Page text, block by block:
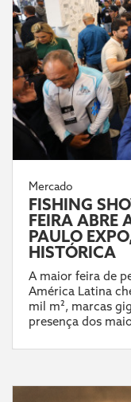
Mercado
FISHING
FEIRA ABRE
PAULO
HISTÓRICA
A maior feira de
América Latina
mil m², marcas
presença dos